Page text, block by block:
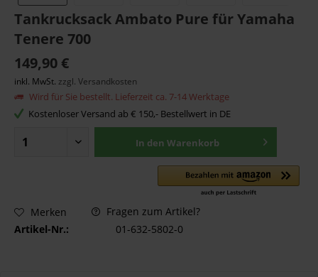
Tankrucksack Ambato Pure für Yamaha
Tenere 700
149,90 €
inkl. MwSt. zzgl. Versandkosten
Wird für Sie bestellt. Lieferzeit ca. 7-14 Werktage
Kostenloser Versand ab € 150,- Bestellwert in DE
In den Warenkorb
Merken
Fragen zum Artikel?
Artikel-Nr.:
01-632-5802-0